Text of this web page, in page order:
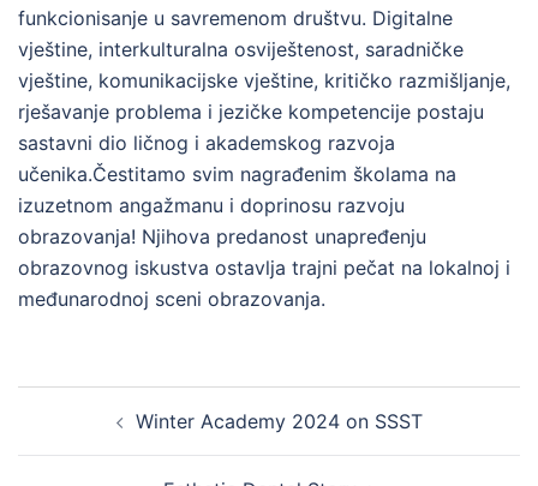
funkcionisanje u savremenom društvu. Digitalne
vještine, interkulturalna osviještenost, saradničke
vještine, komunikacijske vještine, kritičko razmišljanje,
rješavanje problema i jezičke kompetencije postaju
sastavni dio ličnog i akademskog razvoja
učenika.Čestitamo svim nagrađenim školama na
izuzetnom angažmanu i doprinosu razvoju
obrazovanja! Njihova predanost unapređenju
obrazovnog iskustva ostavlja trajni pečat na lokalnoj i
međunarodnoj sceni obrazovanja.
navigationWinter Academy 2024 on SSST